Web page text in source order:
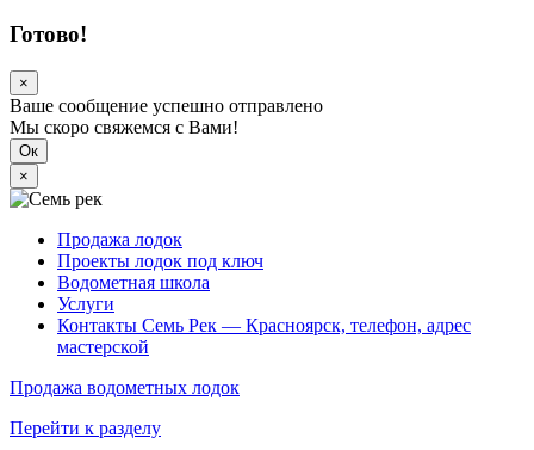
Готово!
×
Ваше сообщение успешно отправлено
Мы скоро свяжемся с Вами!
Ок
×
Продажа лодок
Проекты лодок под ключ
Водометная школа
Услуги
Контакты Семь Рек — Красноярск, телефон, адрес
мастерской
Продажа водометных лодок
Перейти к разделу